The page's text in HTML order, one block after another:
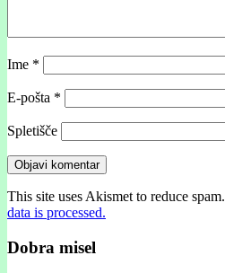
Ime *
E-pošta *
Spletišče
This site uses Akismet to reduce spam.
data is processed.
Dobra misel